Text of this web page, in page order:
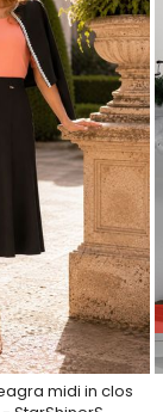
midi in clos